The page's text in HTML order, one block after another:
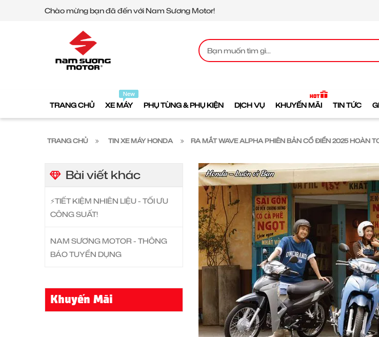
Chào mừng bạn đã đến với Nam Sương Motor!
TRANG CHỦ XE MÁY PHỤ TÙNG & PHỤ KIỆN DỊCH VỤ KHUYẾN MÃI TIN TỨC
TRANG CHỦ TIN XE MÁY HONDA RA MẮT WAVE ALPHA PHIÊN BẢN CỔ ĐIỂN 2025 HOÀN
Bài viết khác
⚡️TIẾT KIỆM NHIÊN LIỆU - TỐI ƯU
CÔNG SUẤT!
NAM SƯƠNG MOTOR - THÔNG
BÁO TUYỂN DỤNG
Khuyến Mãi